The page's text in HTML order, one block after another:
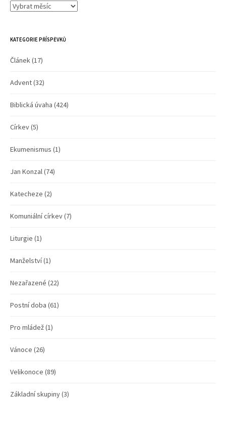
Archivy
KATEGORIE PŘÍSPĚVKŮ
Článek(17)
Advent(32)
Biblická úvaha (424)
Církev(5)
Ekumenismus (1)
Jan Konzal(74)
Katecheze (2)
Komuniální církev(7)
Liturgie (1)
Manželství(1)
Nezařazené (22)
Postní doba (61)
Pro mládež(1)
Vánoce (26)
Velikonoce (89)
Základní skupiny(3)